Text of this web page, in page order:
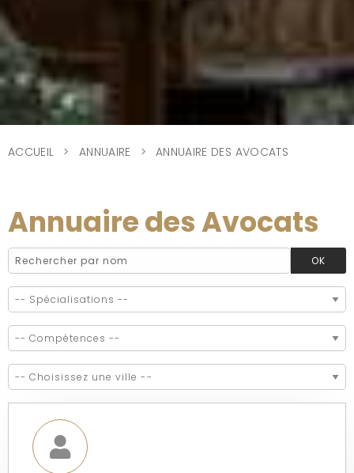
ACCUEIL ANNUAIRE ANNUAIRE DES AVOCATS
Annuaire des Avocats